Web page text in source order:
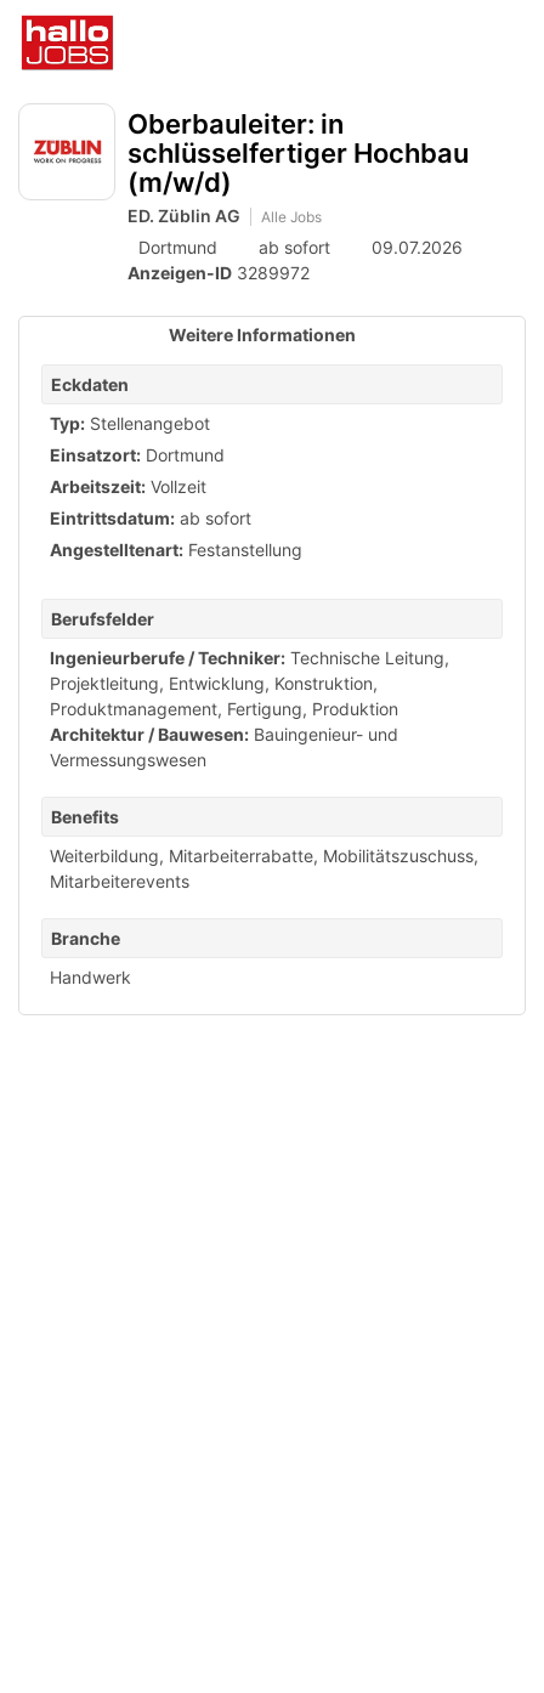
Accessibility
Modus
aktivieren
mobilem
aus
Oberbauleiter: in
schlüsselfertiger Hochbau
(m/w/d)
ED. Züblin AG Alle Jobs
Dortmund ab sofort
09.07.2026
Anzeigen-ID 3289972
Weitere Informationen
Eckdaten
Typ: Stellenangebot
Einsatzort: Dortmund
Arbeitszeit: Vollzeit
Eintrittsdatum: ab sofort
Angestelltenart: Festanstellung
Berufsfelder
Ingenieurberufe / Techniker: Technische Leitung,
Projektleitung, Entwicklung, Konstruktion,
Produktmanagement, Fertigung, Produktion
Architektur / Bauwesen: Bauingenieur- und
Vermessungswesen
Benefits
Weiterbildung, Mitarbeiterrabatte, Mobilitätszuschuss,
Mitarbeiterevents
Branche
Handwerk